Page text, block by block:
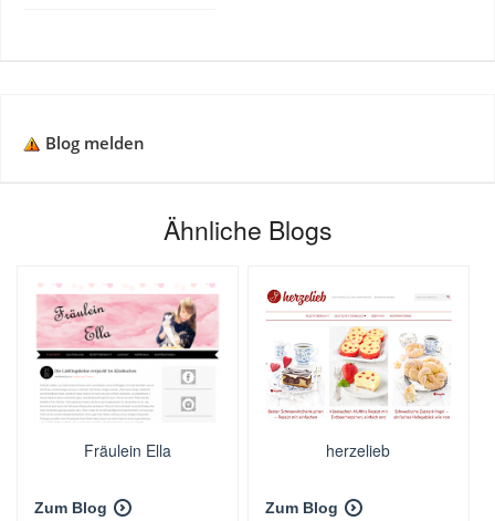
Blog melden
Ähnliche Blogs
Fräulein Ella
Zum Blog
herzelieb
Zum Blog